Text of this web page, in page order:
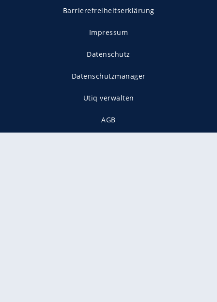
Barrierefreiheitserklärung
Impressum
Datenschutz
Datenschutzmanager
Utiq verwalten
AGB